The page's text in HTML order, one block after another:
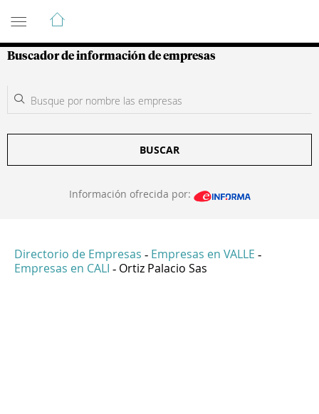
Guía de Empresas Colombianas
Buscador de información de empresas
BUSCAR
Información ofrecida por:
Directorio de Empresas - Empresas en VALLE -
Empresas en CALI - Ortiz Palacio Sas